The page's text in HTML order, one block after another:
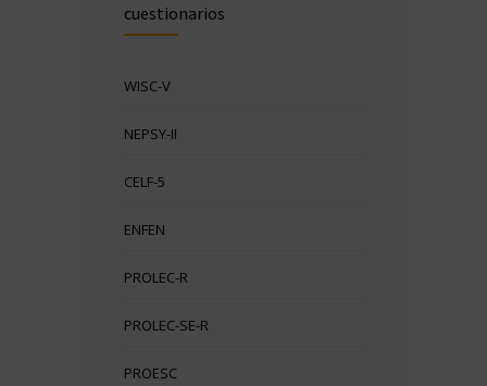
cuestionarios
WISC-V
NEPSY-II
CELF-5
ENFEN
PROLEC-R
PROLEC-SE-R
PROESC